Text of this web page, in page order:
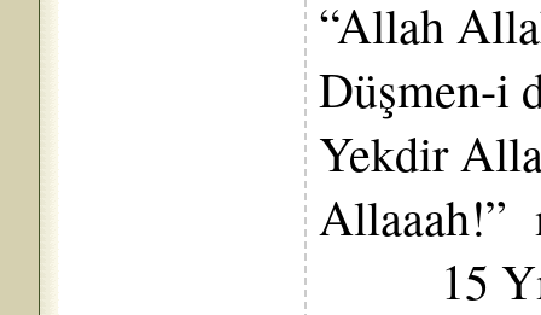
“Allah
Düşmen-i
Yekdir
Allaaah!”
15 Yıl